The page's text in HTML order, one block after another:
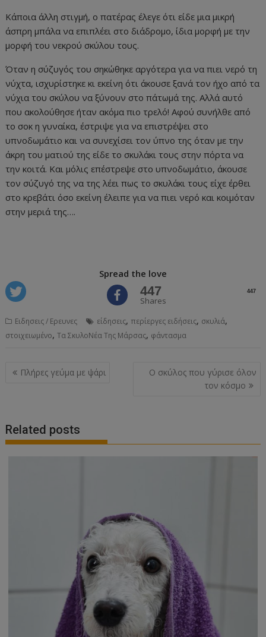
Κάποια άλλη στιγμή, ο πατέρας έλεγε ότι είδε μια μικρή
άσπρη μπάλα να επιπλέει στο διάδρομο, ίδια μορφή με την
μορφή του νεκρού σκύλου τους.
Όταν η σύζυγός του σηκώθηκε αργότερα για να πιει νερό τη
νύχτα, ισχυρίστηκε κι εκείνη ότι άκουσε ξανά τον ήχο από τα
νύχια του σκύλου να ξύνουν στο πάτωμά της. Αλλά αυτό
που ακολούθησε ήταν ακόμα πιο τρελό! Αφού συνήλθε από
το σοκ η γυναίκα, έστριψε για να επιστρέψει στο
υπνοδωμάτιο και να συνεχίσει τον ύπνο της όταν με την
άκρη του ματιού της είδε το σκυλάκι τους στην πόρτα να
την κοιτά. Και μόλις επέστρεψε στο υπνοδωμάτιο, άκουσε
τον σύζυγό της να της λέει πως το σκυλάκι τους είχε έρθει
στο κρεβάτι όσο εκείνη έλειπε για να πιει νερό και κοιμόταν
στην μεριά της….
Spread the love
447
447
Shares
Ειδησεις / Ερευνες είδησεις, περίεργες ειδήσεις, σκυλιά,
στοιχειωμένο,Τα ΣκυλοΝέα Της Μάρσας, φάντασμα
Post
Πλήρες γεύμα με ψάρι
Ο σκύλος που γύρισε όλον
τον κόσμο
Related posts